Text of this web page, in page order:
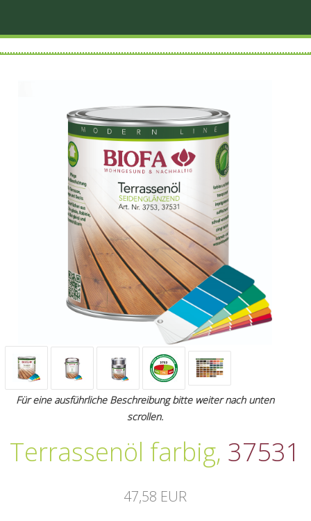
Für eine ausführliche Beschreibung bitte weiter nach unten
scrollen.
Terrassenöl farbig, 37531
47,58 EUR